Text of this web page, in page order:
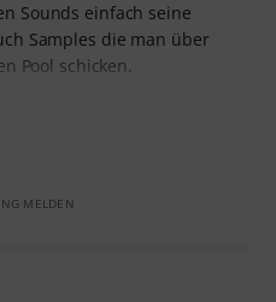
Sounds einfach seine
Samples die man über
Pool schicken.
MELDEN